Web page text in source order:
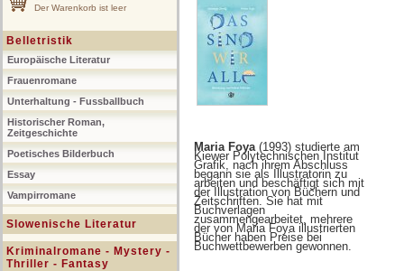
Der Warenkorb ist leer
Belletristik
Europäische Literatur
Frauenromane
Unterhaltung - Fussballbuch
Historischer Roman,
Zeitgeschichte
Poetisches Bilderbuch
Essay
Vampirromane
Slowenische Literatur
Kriminalromane - Mystery -
Thriller - Fantasy
Maria Foya (1993) studierte am
Kiewer Polytechnischen Institut
Grafik, nach ihrem Abschluss
begann sie als Illustratorin zu
arbeiten und beschäftigt sich mit
der Illustration von Büchern und
Zeitschriften. Sie hat mit
Buchverlagen
zusammengearbeitet, mehrere
der von Maria Foya illustrierten
Bücher haben Preise bei
Buchwettbewerben gewonnen.